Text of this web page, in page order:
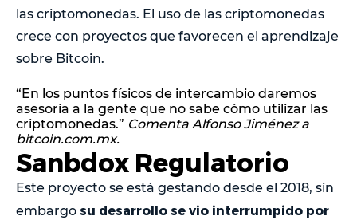
las criptomonedas. El uso de las criptomonedas
crece con proyectos que favorecen el aprendizaje
sobre Bitcoin.
“En los puntos físicos de intercambio daremos
asesoría a la gente que no sabe cómo utilizar las
criptomonedas.” Comenta Alfonso Jiménez a
bitcoin.com.mx.
Sanbdox Regulatorio
Este proyecto se está gestando desde el 2018, sin
embargo su desarrollo se vio interrumpido por